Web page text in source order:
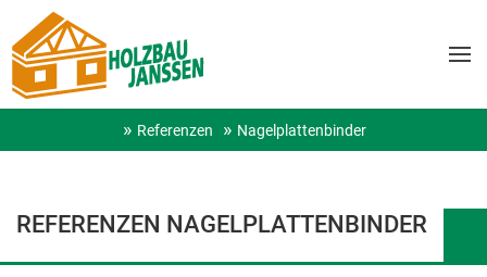
Referenzen Nagelplattenbinder
REFERENZEN NAGELPLATTENBINDER